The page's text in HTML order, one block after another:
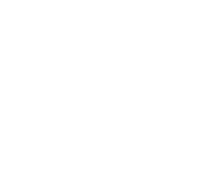
간이 다를 수 있으니, 예약 시 확인 부탁드립니다.)